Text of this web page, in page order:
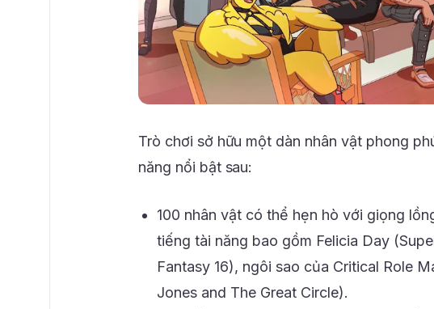
Trò chơi sở hữu một dàn nhân vật phong
năng nổi bật sau:
100 nhân vật có thể hẹn hò với giọng
tiếng tài năng bao gồm Felicia Day
Fantasy 16), ngôi sao của Critical Role
Jones and The Great Circle).